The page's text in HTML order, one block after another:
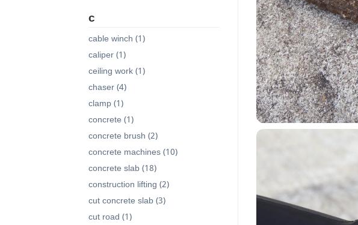
c
cable winch (1)
caliper (1)
ceiling work (1)
chaser (4)
clamp (1)
concrete (1)
concrete brush (2)
concrete machines (10)
concrete slab (18)
construction lifting (2)
cut concrete slab (3)
cut road (1)